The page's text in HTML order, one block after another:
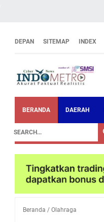
DEPAN SITEMAP INDEX
BERANDA DAERAH
Beranda / Olahraga